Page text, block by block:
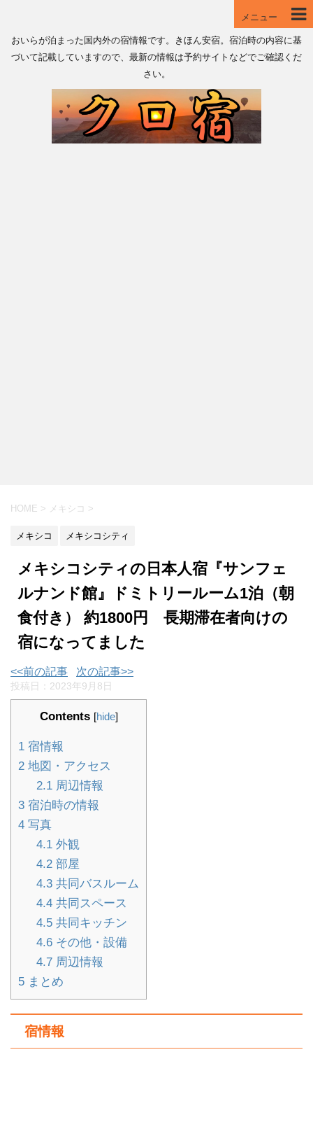
メニュー
おいらが泊まった国内外の宿情報です。きほん安宿。宿泊時の内容に基
づいて記載していますので、最新の情報は予約サイトなどでご確認くだ
さい。
HOME > メキシコ >
メキシコ メキシコシティ
メキシコシティの日本人宿『サンフェ
ルナンド館』ドミトリールーム1泊（朝
食付き） 約1800円 長期滞在者向けの
宿になってました
<<前の記事 次の記事>>
投稿日： 2023年9月8日
Contents [hide]
1 宿情報
2 地図・アクセス
2.1周辺情報
3 宿泊時の情報
4 写真
4.1外観
4.2部屋
4.3共同バスルーム
4.4共同スペース
4.5共同キッチン
4.6その他・設備
4.7周辺情報
5 まとめ
宿情報